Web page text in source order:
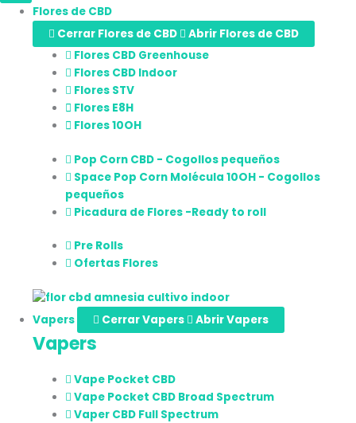
Flores de CBD
Cerrar Flores de CBD
Abrir Flores de CBD
Flores CBD Greenhouse
Flores CBD Indoor
Flores STV
Flores E8H
Flores 10OH
Pop Corn CBD - Cogollos pequeños
Space Pop Corn Molécula 10OH - Cogollos
pequeños
Picadura de Flores -Ready to roll
Pre Rolls
Ofertas Flores
Vapers Cerrar Vapers Abrir Vapers
Vapers
Vape Pocket CBD
Vape Pocket CBD Broad Spectrum
Vaper CBD Full Spectrum